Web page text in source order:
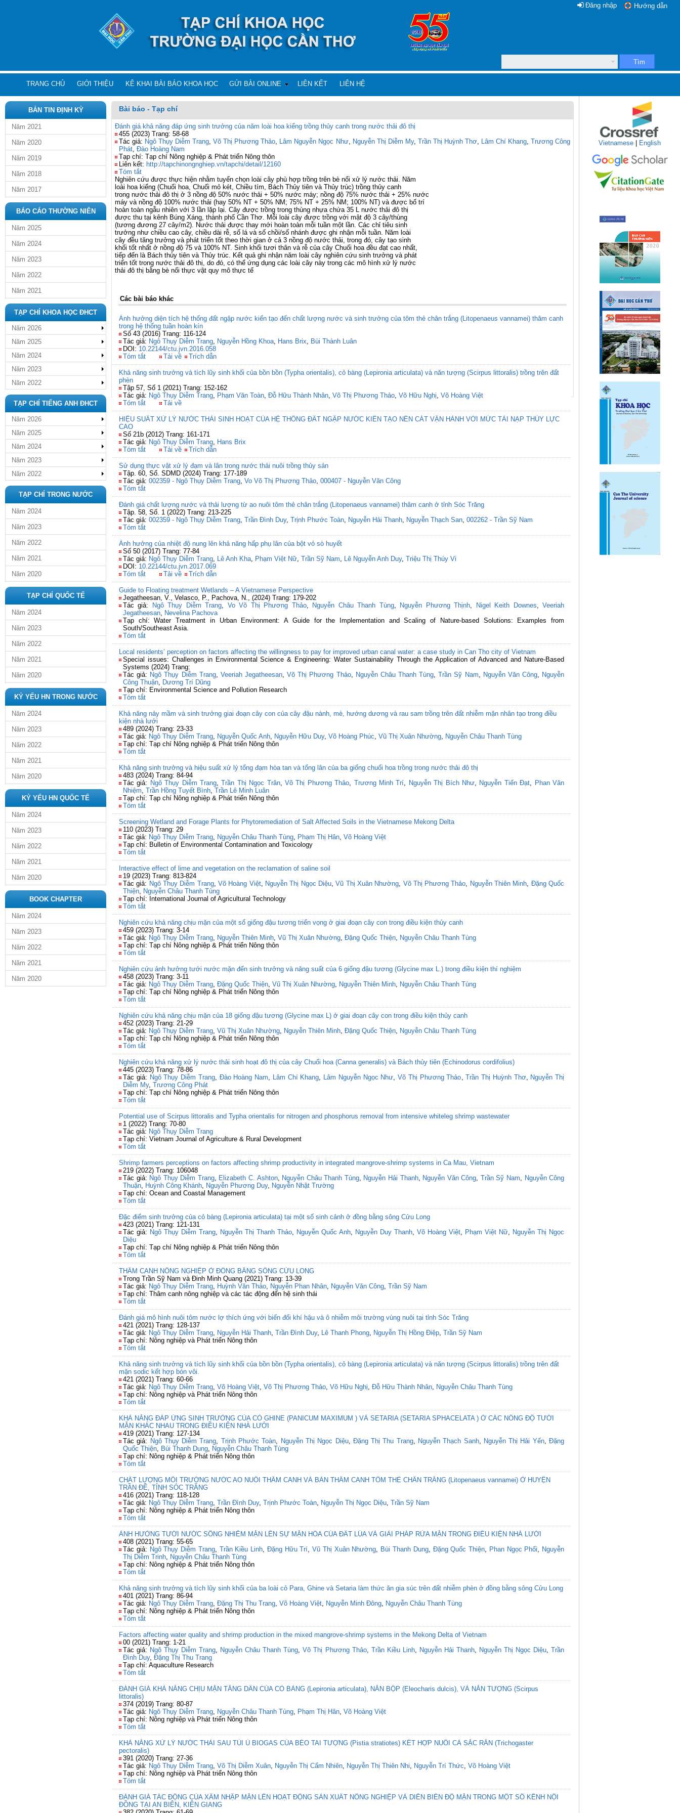
Hướng dẫn
Đăng nhập
Tìm
TRANG CHỦ GIỚI THIỆU KÊ KHAI BÀI BÁO KHOA HỌC GỬI BÀI ONLINE LIÊN KẾT LIÊN HỆ
BẢN TIN ĐỊNH KỲ
Năm 2021
Năm 2020
Năm 2019
Năm 2018
Năm 2017
BÁO CÁO THƯỜNG NIÊN
Năm 2025
Năm 2024
Năm 2023
Năm 2022
Năm 2021
TẠP CHÍ KHOA HỌC ĐHCT
Năm 2026
Năm 2025
Năm 2024
Năm 2023
Năm 2022
TẠP CHÍ TIẾNG ANH ĐHCT
Năm 2026
Năm 2025
Năm 2024
Năm 2023
Năm 2022
TẠP CHÍ TRONG NƯỚC
Năm 2024
Năm 2023
Năm 2022
Năm 2021
Năm 2020
TẠP CHÍ QUỐC TẾ
Năm 2024
Năm 2023
Năm 2022
Năm 2021
Năm 2020
KỶ YẾU HN TRONG NƯỚC
Năm 2024
Năm 2023
Năm 2022
Năm 2021
Năm 2020
KỶ YẾU HN QUỐC TẾ
Năm 2024
Năm 2023
Năm 2022
Năm 2021
Năm 2020
BOOK CHAPTER
Năm 2024
Năm 2023
Năm 2022
Năm 2021
Năm 2020
Bài báo - Tạp chí
Đánh giá khả năng đáp ứng sinh trưởng của năm loài hoa kiểng trồng thủy canh trong nước thải đô thị
455 (2023) Trang: 58-68
Tác giả: Ngô Thụy Diễm Trang,Võ Thị Phương Thảo, Lâm Nguyễn Ngọc Như, Nguyễn Thị Diễm My, Trần Thị Huỳnh Thơ, Lâm Chí Khang,Trương Công
Phát, Đào Hoàng Nam
Tạp chí: Tạp chí Nông nghiệp & Phát triển Nông thôn
Liên kết: http://tapchinongnghiep.vn/tapchi/detail/12160
Tóm tắt
Nghiên cứu được thực hiện nhằm tuyển chọn loài cây phù hợp trồng trên bè nổi xử lý nước thải. Năm
loài hoa kiểng (Chuối hoa, Chuối mỏ két, Chiều tím, Bách Thủy tiên và Thủy trúc) trồng thủy canh
trong nước thải đô thị ở 3 nồng độ 50% nước thải + 50% nước máy; nồng độ 75% nước thải + 25% nước
máy và nồng độ 100% nước thải (hay 50% NT + 50% NM; 75% NT + 25% NM; 100% NT) và được bố trí
hoàn toàn ngẫu nhiên với 3 lần lặp lại. Cây được trồng trong thùng nhựa chứa 35 L nước thải đô thị
được thu tại kênh Búng Xáng, thành phố Cần Thơ. Mỗi loài cây được trồng với mật độ 3 cây/thùng
(tương đương 27 cây/m2). Nước thải được thay mới hoàn toàn mỗi tuần một lần. Các chỉ tiêu sinh
trưởng như chiều cao cây, chiều dài rễ, số lá và số chồi/số nhánh được ghi nhận mỗi tuần. Năm loài
cây đều tăng trưởng và phát triển tốt theo thời gian ở cả 3 nồng độ nước thải, trong đó, cây tạo sinh
khối tốt nhất ở nồng độ 75 và 100% NT. Sinh khối tươi thân và rễ của cây Chuối hoa đều đạt cao nhất,
tiếp đến là Bách thủy tiên và Thủy trúc. Kết quả ghi nhận năm loài cây nghiên cứu sinh trưởng và phát
triển tốt trong nước thải đô thị, do đó, có thể ứng dụng các loài cây này trong các mô hình xử lý nước
thải đô thị bằng bè nổi thực vật quy mô thực tế
Các bài báo khác
Ảnh hưởng diện tích hệ thống đất ngập nước kiến tạo đến chất lượng nước và sinh trưởng của tôm thẻ chân trắng (Litopenaeus vannamei) thâm canh
trong hệ thống tuần hoàn kín
Số 43 (2016) Trang: 116-124
Tác giả: Ngô Thụy Diễm Trang, Nguyễn Hồng Khoa, Hans Brix, Bùi Thành Luân
DOI: 10.22144/ctu.jvn.2016.058
Tóm tắt
Tải về Trích dẫn
Khả năng sinh trưởng và tích lũy sinh khối của bồn bồn (Typha orientalis), cỏ bàng (Lepironia articulata) và năn tượng (Scirpus littoralis) trồng trên đất
phèn
Tập 57, Số 1 (2021) Trang: 152-162
Tác giả: Ngô Thụy Diễm Trang, Phạm Văn Toàn, Đỗ Hữu Thành Nhân, Võ Thị Phương Thảo, Võ Hữu Nghị, Võ Hoàng Việt
Tóm tắt
Tải về
HIỆU SUẤT XỬ LÝ NƯỚC THẢI SINH HOẠT CỦA HỆ THỐNG ĐẤT NGẬP NƯỚC KIẾN TẠO NỀN CÁT VẬN HÀNH VỚI MỨC TẢI NẠP THỦY LỰC
CAO
Số 21b (2012) Trang: 161-171
Tác giả: Ngô Thụy Diễm Trang, Hans Brix
Tóm tắt
Tải về Trích dẫn
Sử dụng thực vật xử lý đạm và lân trong nước thải nuôi trồng thủy sản
Tập. 60, Số. SDMD (2024) Trang: 177-189
Tác giả: 002359 - Ngô Thụy Diễm Trang, Vo Võ Thị Phương Thảo, 000407 - Nguyễn Văn Công
Tóm tắt
Đánh giá chất lượng nước và thải lượng từ ao nuôi tôm thẻ chân trắng (Litopenaeus vannamei) thâm canh ở tỉnh Sóc Trăng
Tập. 58, Số. 1 (2022) Trang: 213-225
Tác giả: 002359 - Ngô Thụy Diễm Trang, Trần Đình Duy, Trịnh Phước Toàn, Nguyễn Hải Thanh, Nguyễn Thạch San, 002262 - Trần Sỹ Nam
Tóm tắt
Ảnh hưởng của nhiệt độ nung lên khả năng hấp phụ lân của bột vỏ sò huyết
Số 50 (2017) Trang: 77-84
Tác giả: Ngô Thụy Diễm Trang, Lê Anh Kha, Phạm Việt Nữ, Trần Sỹ Nam, Lê Nguyễn Anh Duy, Triệu Thị Thúy Vi
DOI: 10.22144/ctu.jvn.2017.069
Tóm tắt
Tải về Trích dẫn
Guide to Floating treatment Wetlands – A Vietnamese Perspective
Jegatheesan, V., Velasco, P., Pachova, N., (2024) Trang: 179-202
Tác giả:
Ngô Thụy Diễm Trang, Vo Võ Thị Phương Thảo, Nguyễn Châu Thanh Tùng, Nguyễn Phương Thịnh, Nigel Keith Downes,Veeriah
Jegatheesan, Nevelina Pachova
Tạp chí: Water Treatment in Urban Environment: A Guide for the Implementation and Scaling of Nature-based Solutions: Examples from
South/Southeast Asia.
Tóm tắt
Local residents’ perception on factors affecting the willingness to pay for improved urban canal water: a case study in Can Tho city of Vietnam
Special issues: Challenges in Environmental Science & Engineering: Water Sustainability Through the Application of Advanced and Nature-Based
Systems (2024) Trang:
Tác giả: Ngô Thụy Diễm Trang, Veeriah Jegatheesan,Võ Thị Phương Thảo, Nguyễn Châu Thanh Tùng,Trần Sỹ Nam, Nguyễn Văn Công, Nguyễn
Công Thuận, Dương Trí Dũng
Tạp chí: Environmental Science and Pollution Research
Tóm tắt
Khả năng nảy mầm và sinh trưởng giai đoạn cây con của cây đậu nành, mè, hướng dương và rau sam trồng trên đất nhiễm mặn nhân tạo trong điều
kiện nhà lưới
489 (2024) Trang: 23-33
Tác giả: Ngô Thụy Diễm Trang, Nguyễn Quốc Anh, Nguyễn Hữu Duy, Võ Hoàng Phúc, Vũ Thị Xuân Nhường, Nguyễn Châu Thanh Tùng
Tạp chí: Tạp chí Nông nghiệp & Phát triển Nông thôn
Tóm tắt
Khả năng sinh trưởng và hiệu suất xử lý tổng đạm hòa tan và tổng lân của ba giống chuối hoa trồng trong nước thải đô thị
483 (2024) Trang: 84-94
Tác giả: Ngô Thụy Diễm Trang,Trần Thị Ngọc Trân,Võ Thị Phương Thảo, Trương Minh Trí, Nguyễn Thị Bích Như, Nguyễn Tiến Đạt, Phan Văn
Nhiệm, Trần Hồng Tuyết Bình, Trần Lê Minh Luân
Tạp chí: Tạp chí Nông nghiệp & Phát triển Nông thôn
Tóm tắt
Screening Wetland and Forage Plants for Phytoremediation of Salt Affected Soils in the Vietnamese Mekong Delta
110 (2023) Trang: 29
Tác giả: Ngô Thụy Diễm Trang, Nguyễn Châu Thanh Tùng, Phạm Thị Hân, Võ Hoàng Việt
Tạp chí: Bulletin of Environmental Contamination and Toxicology
Tóm tắt
Interactive effect of lime and vegetation on the reclamation of saline soil
19 (2023) Trang: 813-824
Tác giả: Ngô Thụy Diễm Trang, Võ Hoàng Việt, Nguyễn Thị Ngọc Diệu,Vũ Thị Xuân Nhường, Võ Thị Phương Thảo, Nguyễn Thiên Minh, Đặng Quốc
Thiện, Nguyễn Châu Thanh Tùng
Tạp chí: International Journal of Agricultural Technology
Tóm tắt
Nghiên cứu khả năng chịu mặn của một số giống đậu tương triển vọng ở giai đoạn cây con trong điều kiện thủy canh
459 (2023) Trang: 3-14
Tác giả: Ngô Thụy Diễm Trang, Nguyễn Thiên Minh, Vũ Thị Xuân Nhường, Đặng Quốc Thiện, Nguyễn Châu Thanh Tùng
Tạp chí: Tạp chí Nông nghiệp & Phát triển Nông thôn
Tóm tắt
Nghiên cứu ảnh hưởng tưới nước mặn đến sinh trưởng và năng suất của 6 giống đậu tương (Glycine max L.) trong điều kiện thí nghiệm
458 (2023) Trang: 3-11
Tác giả: Ngô Thụy Diễm Trang, Đặng Quốc Thiện, Vũ Thị Xuân Nhường, Nguyễn Thiên Minh, Nguyễn Châu Thanh Tùng
Tạp chí: Tạp chí Nông nghiệp & Phát triển Nông thôn
Tóm tắt
Nghiên cứu khả năng chịu mặn của 18 giống đậu tương (Glycine max L) ở giai đoạn cây con trong điều kiện thủy canh
452 (2023) Trang: 21-29
Tác giả: Ngô Thụy Diễm Trang, Vũ Thị Xuân Nhường, Nguyễn Thiên Minh, Đặng Quốc Thiện, Nguyễn Châu Thanh Tùng
Tạp chí: Tạp chí Nông nghiệp & Phát triển Nông thôn
Tóm tắt
Nghiên cứu khả năng xử lý nước thải sinh hoạt đô thị của cây Chuối hoa (Canna generalis) và Bách thủy tiên (Echinodorus cordifolius)
445 (2023) Trang: 78-86
Tác giả: Ngô Thụy Diễm Trang, Đào Hoàng Nam, Lâm Chí Khang, Lâm Nguyễn Ngọc Như,Võ Thị Phương Thảo,Trần Thị Huỳnh Thơ, Nguyễn Thị
Diễm My, Trương Công Phát
Tạp chí: Tạp chí Nông nghiệp & Phát triển Nông thôn
Tóm tắt
Potential use of Scirpus littoralis and Typha orientalis for nitrogen and phosphorus removal from intensive whiteleg shrimp wastewater
1 (2022) Trang: 70-80
Tác giả: Ngô Thụy Diễm Trang
Tạp chí: Vietnam Journal of Agriculture & Rural Development
Tóm tắt
Shrimp farmers perceptions on factors affecting shrimp productivity in integrated mangrove-shrimp systems in Ca Mau, Vietnam
219 (2022) Trang: 106048
Tác giả: Ngô Thụy Diễm Trang, Elizabeth C. Ashton, Nguyễn Châu Thanh Tùng, Nguyễn Hải Thanh, Nguyễn Văn Công, Trần Sỹ Nam, Nguyễn Công
Thuận, Huỳnh Công Khánh, Nguyễn Phương Duy, Nguyễn Nhật Trường
Tạp chí: Ocean and Coastal Management
Tóm tắt
Đặc điểm sinh trưởng của cỏ bàng (Lepironia articulata) tại một số sinh cảnh ở đồng bằng sông Cửu Long
423 (2021) Trang: 121-131
Tác giả: Ngô Thụy Diễm Trang, Nguyễn Thị Thanh Thảo, Nguyễn Quốc Anh, Nguyễn Duy Thanh, Võ Hoàng Việt, Phạm Việt Nữ, Nguyễn Thị Ngọc
Diệu
Tạp chí: Tạp chí Nông nghiệp & Phát triển Nông thôn
Tóm tắt
THÂM CANH NÔNG NGHIỆP Ở ĐỒNG BẰNG SÔNG CỬU LONG
Trong Trần Sỹ Nam và Đinh Minh Quang (2021) Trang: 13-39
Tác giả: Ngô Thụy Diễm Trang, Huỳnh Văn Thảo, Nguyễn Phan Nhân, Nguyễn Văn Công, Trần Sỹ Nam
Tạp chí: Thâm canh nông nghiệp và các tác động đến hệ sinh thái
Tóm tắt
Đánh giá mô hình nuôi tôm nước lợ thích ứng với biến đổi khí hậu và ô nhiễm môi trường vùng nuôi tại tỉnh Sóc Trăng
421 (2021) Trang: 128-137
Tác giả: Ngô Thụy Diễm Trang, Nguyễn Hải Thanh, Trần Đình Duy, Lê Thanh Phong, Nguyễn Thị Hồng Điệp, Trần Sỹ Nam
Tạp chí: Nông nghiệp và Phát triển Nông thôn
Tóm tắt
Khả năng sinh trưởng và tích lũy sinh khối của bồn bồn (Typha orientalis), cỏ bàng (Lepironia articulata) và năn tượng (Scirpus littoralis) trồng trên đất
mặn sodic kết hợp bón vôi.
421 (2021) Trang: 60-66
Tác giả: Ngô Thụy Diễm Trang, Võ Hoàng Việt, Võ Thị Phương Thảo, Võ Hữu Nghị, Đỗ Hữu Thành Nhân, Nguyễn Châu Thanh Tùng
Tạp chí: Nông nghiệp và Phát triển Nông thôn
Tóm tắt
KHẢ NĂNG ĐÁP ỨNG SINH TRƯỞNG CỦA CỎ GHINE (PANICUM MAXIMUM ) VÀ SETARIA (SETARIA SPHACELATA ) Ở CÁC NỒNG ĐỘ TƯỚI
MẶN KHÁC NHAU TRONG ĐIỀU KIỆN NHÀ LƯỚI
419 (2021) Trang: 127-134
Tác giả: Ngô Thụy Diễm Trang, Trịnh Phước Toàn, Nguyễn Thị Ngọc Diệu, Đặng Thị Thu Trang, Nguyễn Thạch Sanh, Nguyễn Thị Hải Yến,Đặng
Quốc Thiện, Bùi Thanh Dung, Nguyễn Châu Thanh Tùng
Tạp chí: Nông nghiệp & Phát triển Nông thôn
Tóm tắt
CHẤT LƯỢNG MÔI TRƯỜNG NƯỚC AO NUÔI THÂM CANH VÀ BÁN THÂM CANH TÔM THẺ CHÂN TRẮNG (Litopenaeus vannamei) Ở HUYỆN
TRẦN ĐỀ, TỈNH SÓC TRĂNG
416 (2021) Trang: 118-128
Tác giả: Ngô Thụy Diễm Trang, Trần Đình Duy, Trịnh Phước Toàn, Nguyễn Thị Ngọc Diệu, Trần Sỹ Nam
Tạp chí: Nông nghiệp & Phát triển Nông thôn
Tóm tắt
ẢNH HƯỞNG TƯỚI NƯỚC SÔNG NHIỄM MẶN LÊN SỰ MẶN HÓA CỦA ĐẤT LÚA VÀ GIẢI PHÁP RỬA MẶN TRONG ĐIỀU KIỆN NHÀ LƯỚI
408 (2021) Trang: 55-65
Tác giả: Ngô Thụy Diễm Trang, Trần Kiều Linh, Đặng Hữu Trí,Vũ Thị Xuân Nhường, Bùi Thanh Dung, Đặng Quốc Thiện, Phan Ngọc Phối, Nguyễn
Thị Diễm Trinh, Nguyễn Châu Thanh Tùng
Tạp chí: Nông nghiệp & Phát triển Nông thôn
Tóm tắt
Khả năng sinh trưởng và tích lũy sinh khối của ba loài cỏ Para, Ghine và Setaria làm thức ăn gia súc trên đất nhiễm phèn ở đồng bằng sông Cửu Long
401 (2021) Trang: 86-94
Tác giả: Ngô Thụy Diễm Trang, Đặng Thị Thu Trang, Võ Hoàng Việt, Nguyễn Minh Đông, Nguyễn Châu Thanh Tùng
Tạp chí: Nông nghiệp & Phát triển Nông thôn
Tóm tắt
Factors affecting water quality and shrimp production in the mixed mangrove-shrimp systems in the Mekong Delta of Vietnam
00 (2021) Trang: 1-21
Tác giả: Ngô Thụy Diễm Trang, Nguyễn Châu Thanh Tùng,Võ Thị Phương Thảo, Trần Kiều Linh, Nguyễn Hải Thanh, Nguyễn Thị Ngọc Diệu,Trần
Đình Duy, Đặng Thị Thu Trang
Tạp chí: Aquaculture Research
Tóm tắt
ĐÁNH GIÁ KHẢ NĂNG CHỊU MẶN TĂNG DẦN CỦA CỎ BÀNG (Lepironia articulata), NĂN BỘP (Eleocharis dulcis), VÀ NĂN TƯỢNG (Scirpus
littoralis)
374 (2019) Trang: 80-87
Tác giả: Ngô Thụy Diễm Trang, Nguyễn Châu Thanh Tùng, Phạm Thị Hân, Võ Hoàng Việt
Tạp chí: Nông nghiệp và Phát triển Nông thôn
Tóm tắt
KHẢ NĂNG XỬ LÝ NƯỚC THẢI SAU TÚI Ủ BIOGAS CỦA BÈO TAI TƯỢNG (Pistia stratiotes) KẾT HỢP NUÔI CÁ SẶC RẰN (Trichogaster
pectoralis)
391 (2020) Trang: 27-36
Tác giả: Ngô Thụy Diễm Trang, Võ Thị Diễm Xuân, Nguyễn Thị Cẩm Nhiên, Nguyễn Thị Thiên Nhi, Nguyễn Trí Thức, Võ Hoàng Việt
Tạp chí: Nông nghiệp và Phát triển Nông thôn
Tóm tắt
ĐÁNH GIÁ TÁC ĐỘNG CỦA XÂM NHẬP MẶN LÊN HOẠT ĐỘNG SẢN XUẤT NÔNG NGHIỆP VÀ DIỄN BIẾN ĐỘ MẶN TRONG MỘT SỐ KÊNH NỘI
ĐỒNG TẠI AN BIÊN, KIÊN GIANG
Vietnamese English